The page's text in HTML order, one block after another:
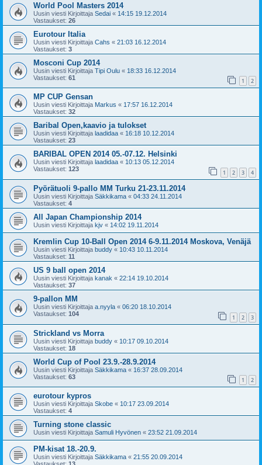
World Pool Masters 2014
Uusin viesti Kirjoittaja Sedai « 14:15 19.12.2014
Vastaukset: 26
Eurotour Italia
Uusin viesti Kirjoittaja Cahs « 21:03 16.12.2014
Vastaukset: 3
Mosconi Cup 2014
Uusin viesti Kirjoittaja Tipi Oulu « 18:33 16.12.2014
Vastaukset: 61 1 2
MP CUP Gensan
Uusin viesti Kirjoittaja Markus « 17:57 16.12.2014
Vastaukset: 32
Baribal Open,kaavio ja tulokset
Uusin viesti Kirjoittaja laadidaa « 16:18 10.12.2014
Vastaukset: 23
BARIBAL OPEN 2014 05.-07.12. Helsinki
Uusin viesti Kirjoittaja laadidaa « 10:13 05.12.2014
Vastaukset: 123 1 2 3 4
Pyörätuoli 9-pallo MM Turku 21-23.11.2014
Uusin viesti Kirjoittaja Säkkikama « 04:33 24.11.2014
Vastaukset: 4
All Japan Championship 2014
Uusin viesti Kirjoittaja kjv « 14:02 19.11.2014
Kremlin Cup 10-Ball Open 2014 6-9.11.2014 Moskova, Venäjä
Uusin viesti Kirjoittaja buddy « 10:43 10.11.2014
Vastaukset: 11
US 9 ball open 2014
Uusin viesti Kirjoittaja kanak « 22:14 19.10.2014
Vastaukset: 37
9-pallon MM
Uusin viesti Kirjoittaja a.nyyla « 06:20 18.10.2014
Vastaukset: 104 1 2 3
Strickland vs Morra
Uusin viesti Kirjoittaja buddy « 10:17 09.10.2014
Vastaukset: 18
World Cup of Pool 23.9.-28.9.2014
Uusin viesti Kirjoittaja Säkkikama « 16:37 28.09.2014
Vastaukset: 63 1 2
eurotour kypros
Uusin viesti Kirjoittaja Skobe « 10:17 23.09.2014
Vastaukset: 4
Turning stone classic
Uusin viesti Kirjoittaja Samuli Hyvönen « 23:52 21.09.2014
PM-kisat 18.-20.9.
Uusin viesti Kirjoittaja Säkkikama « 21:55 20.09.2014